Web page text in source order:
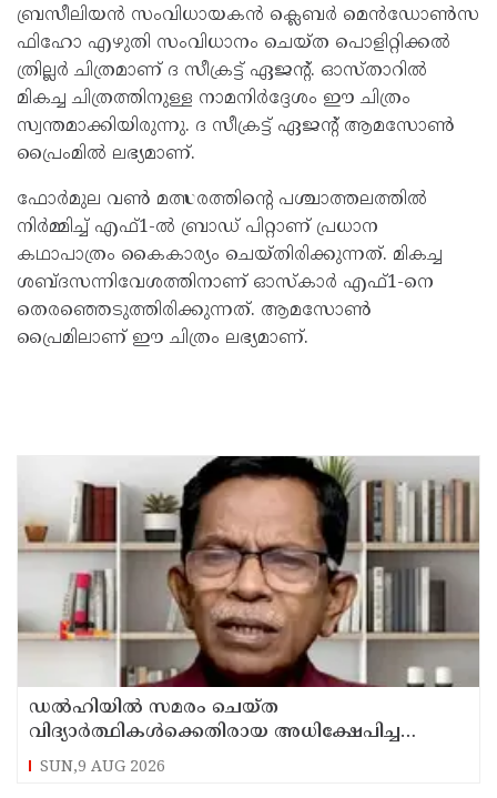
ബ്രസീലിയൻ സംവിധായകൻ ക്ലെബർ മെൻഡോൺസ
ഫിഹോ എഴുതി സംവിധാനം ചെയ്ത പൊളിറ്റിക്കൽ
ത്രില്ലർ ചിത്രമാണ് ദ സീക്രട്ട് ഏജന്റ്. ഓസ്താറിൽ
മികച്ച ചിത്രത്തിനുള്ള നാമനിർദ്ദേശം ഈ ചിത്രം
സ്വന്തമാക്കിയിരുന്നു. ദ സീക്രട്ട് ഏജന്റ് ആമസോൺ
പ്രൈംമിൽ ലഭ്യമാണ്.
ഫോർമുല വൺ മത്സരത്തിന്റെ പശ്ചാത്തലത്തിൽ
നിർമ്മിച്ച് എഫ്1-ൽ ബ്രാഡ് പിറ്റാണ് പ്രധാന
കഥാപാത്രം കൈകാര്യം ചെയ്തിരിക്കുന്നത്. മികച്ച
ശബ്ദസന്നിവേശത്തിനാണ് ഓസ്കാർ എഫ്1-നെ
തെരഞ്ഞെടുത്തിരിക്കുന്നത്. ആമസോൺ
പ്രൈമിലാണ് ഈ ചിത്രം ലഭ്യമാണ്.
ഡൽഹിയിൽ സമരം ചെയ്ത
വിദ്യാർത്ഥികൾക്കെതിരായ അധിക്ഷേപിച്ച
കേസില്‍ സംഘപരിവാർ സഹയാത്രികൻ ടി ജി
മോഹന്‍ദാസ് കസ്റ്റഡിയിൽ
SUN,9 AUG 2026